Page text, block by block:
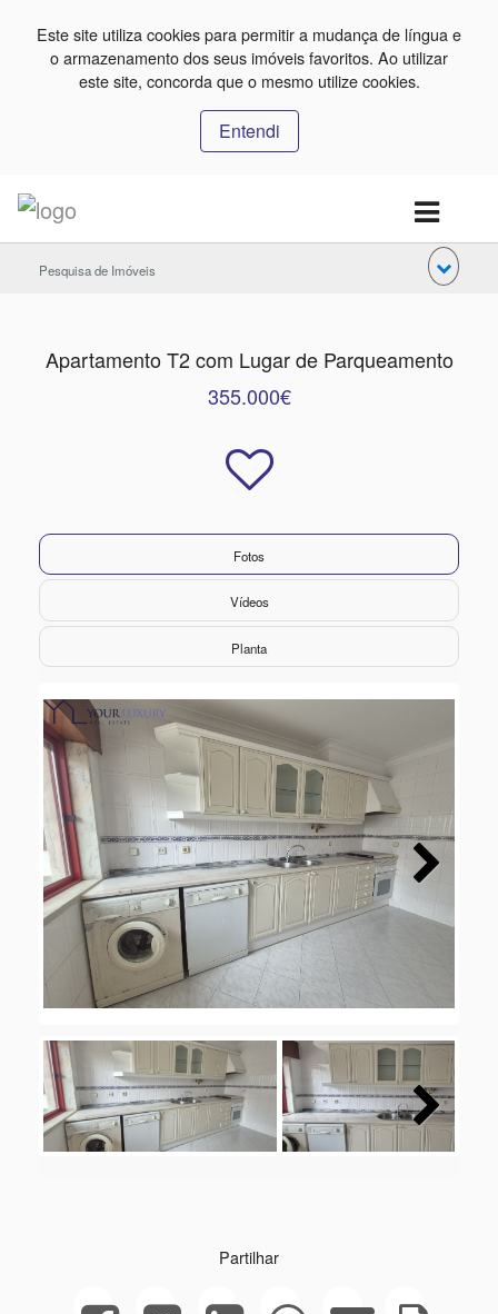
Este site utiliza cookies para permitir a mudança de língua e
o armazenamento dos seus imóveis favoritos. Ao utilizar
este site, concorda que o mesmo utilize cookies.
Entendi
Pesquisa de Imóveis
Apartamento T2 com Lugar de Parqueamento
355.000€
Fotos
Vídeos
Planta
Next
Next
Partilhar